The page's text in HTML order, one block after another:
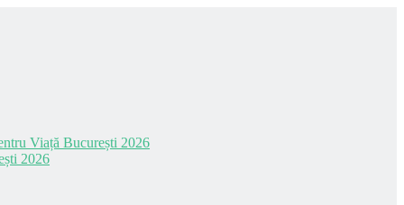
Viață București 2026
2026